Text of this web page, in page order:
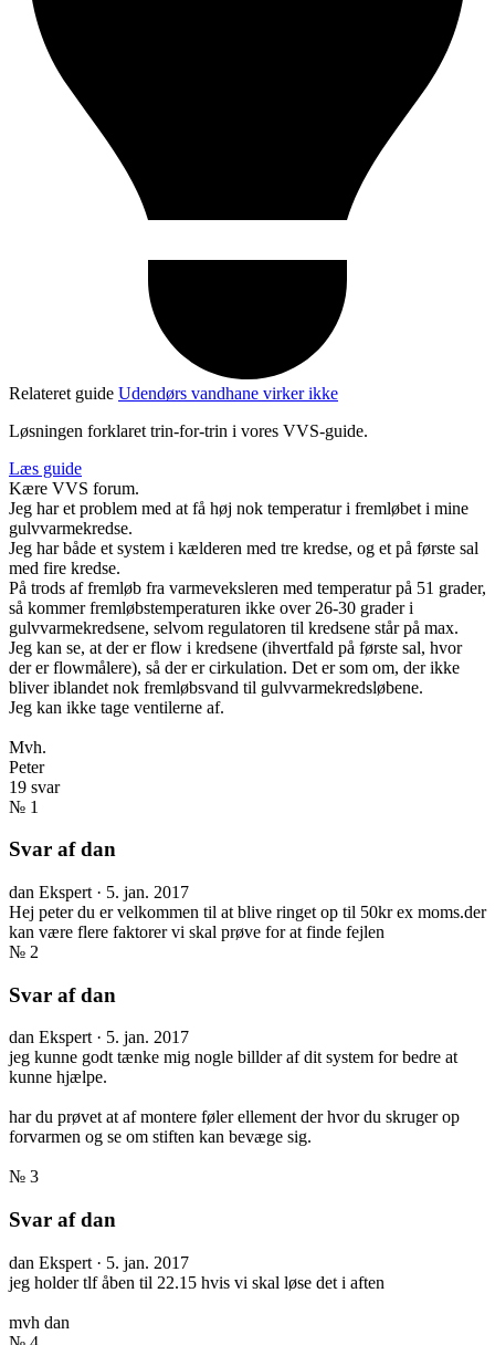
Relateret guide Udendørs vandhane virker ikke
Løsningen forklaret trin-for-trin i vores VVS-guide.
Læs guide
Kære VVS forum.
Jeg har et problem med at få høj nok temperatur i fremløbet i mine
gulvvarmekredse.
Jeg har både et system i kælderen med tre kredse, og et på første sal
med fire kredse.
På trods af fremløb fra varmeveksleren med temperatur på 51 grader,
så kommer fremløbstemperaturen ikke over 26-30 grader i
gulvvarmekredsene, selvom regulatoren til kredsene står på max.
Jeg kan se, at der er flow i kredsene (ihvertfald på første sal, hvor
der er flowmålere), så der er cirkulation. Det er som om, der ikke
bliver iblandet nok fremløbsvand til gulvvarmekredsløbene.
Jeg kan ikke tage ventilerne af.
Mvh.
Peter
19 svar
№ 1
Svar af dan
dan Ekspert · 5. jan. 2017
Hej peter du er velkommen til at blive ringet op til 50kr ex moms.der
kan være flere faktorer vi skal prøve for at finde fejlen
№ 2
Svar af dan
dan Ekspert · 5. jan. 2017
jeg kunne godt tænke mig nogle billder af dit system for bedre at
kunne hjælpe.
har du prøvet at af montere føler ellement der hvor du skruger op
forvarmen og se om stiften kan bevæge sig.
№ 3
Svar af dan
dan Ekspert · 5. jan. 2017
jeg holder tlf åben til 22.15 hvis vi skal løse det i aften
mvh dan